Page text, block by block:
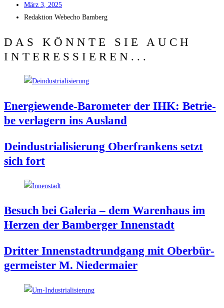
März 3, 2025
Redak­ti­on Web­echo Bamberg
DAS KÖNNTE SIE AUCH
INTERESSIEREN...
Ener­gie­wen­de-Baro­me­ter der IHK: Betrie­
be ver­la­gern ins Ausland
Deindus­tria­li­sie­rung Ober­fran­kens setzt
sich fort
Besuch bei Gale­ria – dem Waren­haus im
Her­zen der Bam­ber­ger Innenstadt
Drit­ter Innen­stadt­rund­gang mit Ober­bür­
ger­meis­ter M. Niedermaier